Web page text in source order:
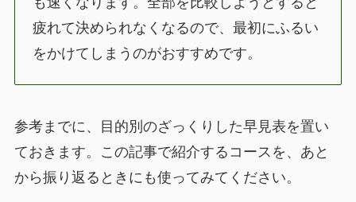
疲れて決められなくなるので、最初にふるい
をかけてしまうのがおすすめです。
参考までに、目的別のざっくりした早見表を置い
ておきます。この記事で紹介するコースを、あと
から振り返るときにも使ってみてください。